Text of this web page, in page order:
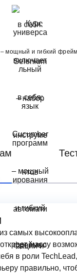
мощный и гибкий
самых
массу
в роли
правильно,